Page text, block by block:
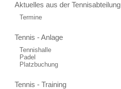
Aktuelles aus der Tennisabteilung
Termine
Tennis - Anlage
Tennishalle
Padel
Platzbuchung
Tennis - Training